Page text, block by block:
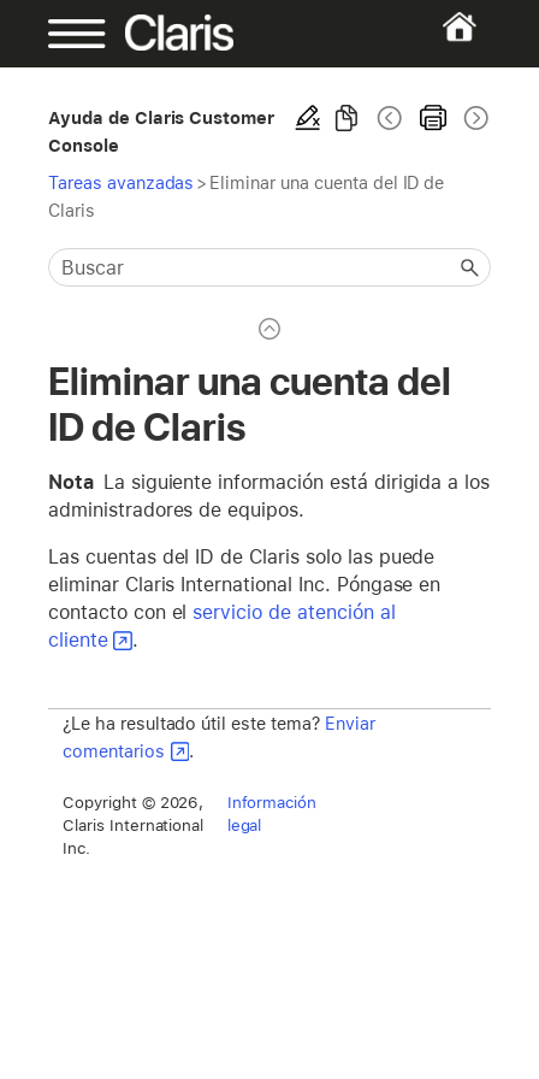
Ayuda de Claris Customer
Console
Tareas avanzadas > Eliminar una cuenta del ID de
Claris
Eliminar una cuenta del
ID de Claris
Nota La siguiente información está dirigida a los
administradores de equipos.
Las cuentas del ID de Claris solo las puede
eliminar Claris International Inc. Póngase en
contacto con el servicio de atención al
cliente
.
¿Le ha resultado útil este tema? Enviar
comentarios
.
Copyright © 2026,
Claris International
Inc.
Información
legal